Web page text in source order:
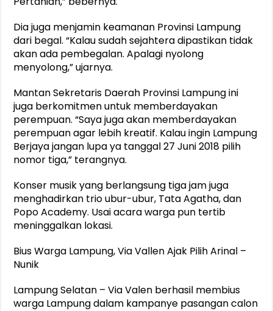
Dia juga menjamin keamanan Provinsi Lampung
dari begal. “Kalau sudah sejahtera dipastikan tidak
akan ada pembegalan. Apalagi nyolong
menyolong,” ujarnya.
Mantan Sekretaris Daerah Provinsi Lampung ini
juga berkomitmen untuk memberdayakan
perempuan. “Saya juga akan memberdayakan
perempuan agar lebih kreatif. Kalau ingin Lampung
Berjaya jangan lupa ya tanggal 27 Juni 2018 pilih
nomor tiga,” terangnya.
Konser musik yang berlangsung tiga jam juga
menghadirkan trio ubur-ubur, Tata Agatha, dan
Popo Academy. Usai acara warga pun tertib
meninggalkan lokasi.
Bius Warga Lampung, Via Vallen Ajak Pilih Arinal –
Nunik
Lampung Selatan – Via Valen berhasil membius
warga Lampung dalam kampanye pasangan calon